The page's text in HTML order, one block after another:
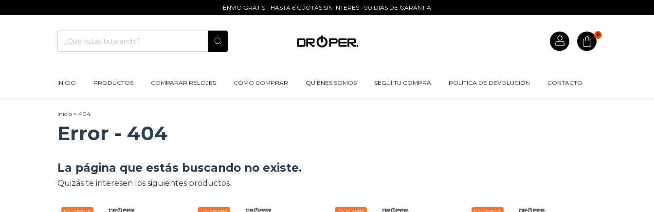
ENVIO GRATIS - HASTA 6 CUOTAS SIN INTERES - 90 DIAS DE GARANTIA
0
INICIO PRODUCTOS COMPARAR RELOJES CÓMO COMPRAR QUIÉNES SOMOS SEGUÍ TU COMPRA POLÍTICA DE DEVOLUCIÓN CONTACTO
Inicio > 404
Error - 404
La página que estás buscando no existe.
Quizás te interesen los siguientes productos.